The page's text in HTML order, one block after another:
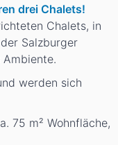
drei Chalets!
Chalets, in
Salzburger
werden sich
75 m² Wohnfläche,